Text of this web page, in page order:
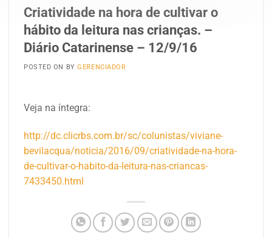
Criatividade na hora de cultivar o
hábito da leitura nas crianças. –
Diário Catarinense – 12/9/16
POSTED ON BYGERENCIADOR
Veja na íntegra:
http://dc.clicrbs.com.br/sc/colunistas/viviane-
bevilacqua/noticia/2016/09/criatividade-na-hora-
de-cultivar-o-habito-da-leitura-nas-criancas-
7433450.html